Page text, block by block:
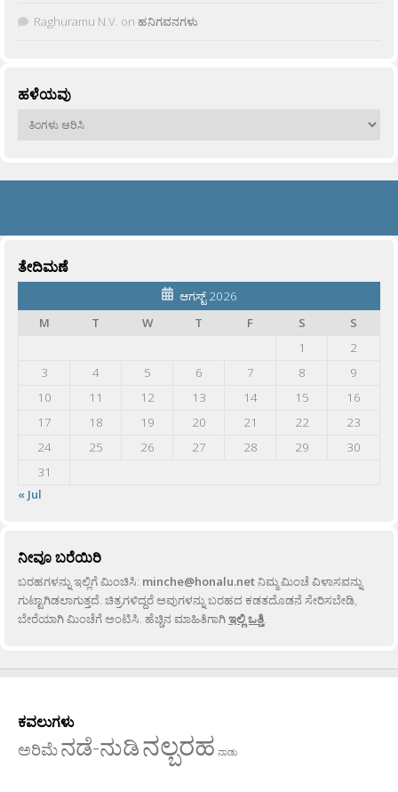
Raghuramu N.V. on ಹನಿಗವನಗಳು
ಹಳೆಯವು
ಹಳೆಯವು
ತೇದಿಮಣೆ
ಆಗಸ್ಟ್ 2026
M
T W T F S
S
1
2
3
4 5 6 7 8
9
10
11 12 13 14 15
16
17
18 19 20 21 22
23
24
25 26 27 28 29
30
31
« Jul
ನೀವೂ ಬರೆಯಿರಿ
ಬರಹಗಳನ್ನು ಇಲ್ಲಿಗೆ ಮಿಂಚಿಸಿ: minche@honalu.netನಿಮ್ಮ ಮಿಂಚೆ ವಿಳಾಸವನ್ನು
ಗುಟ್ಟಾಗಿಡಲಾಗುತ್ತದೆ. ಚಿತ್ರಗಳಿದ್ದರೆ ಅವುಗಳನ್ನು ಬರಹದ ಕಡತದೊಡನೆ ಸೇರಿಸಬೇಡಿ,
ಬೇರೆಯಾಗಿ ಮಿಂಚೆಗೆ ಅಂಟಿಸಿ. ಹೆಚ್ಚಿನ ಮಾಹಿತಿಗಾಗಿಇಲ್ಲಿ ಒತ್ತಿ.
ಕವಲುಗಳು
ಅರಿಮೆನಡೆ-ನುಡಿನಲ್ಬರಹ ನಾಡು